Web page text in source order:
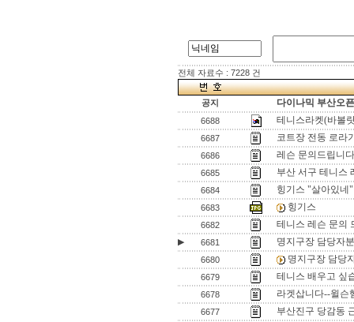
전체 자료수 : 7228 건
공지 다이나믹 부산오
6688 테니스라켓(바볼
6687 코트장 전동 로라
6686 레슨 문의드립니
6685 부산 서구 테니스
6684 힝기스 "살아있네"
6683 힝기스
6682 테니스 레슨 문의
▶ 6681 명지구장 담당자분
6680 명지구장 담당
6679 테니스 배우고 싶
6678 라겟삽니다--윌슨
6677 부산진구 당감동